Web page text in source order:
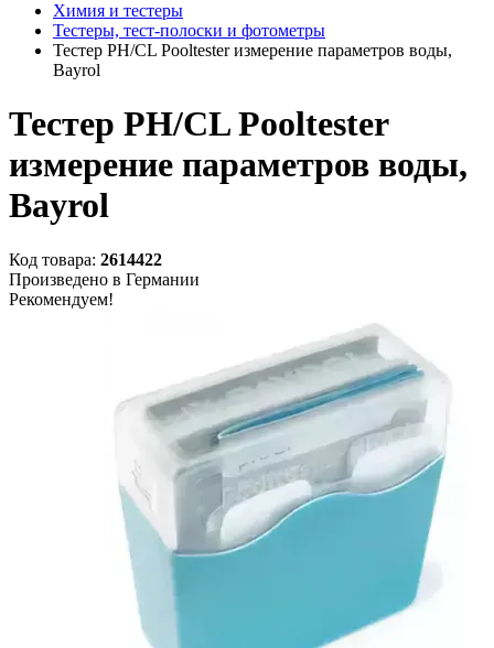
Химия и тестеры
Тестеры, тест-полоски и фотометры
Тестер PH/CL Pooltester измерение параметров воды,
Bayrol
Тестер PH/CL Pooltester
измерение параметров воды,
Bayrol
Код товара: 2614422
Произведено в Германии
Рекомендуем!